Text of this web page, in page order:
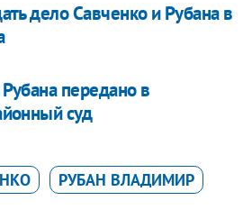
дело Савченко и Рубана в
передано в
суд
РУБАН ВЛАДИМИР